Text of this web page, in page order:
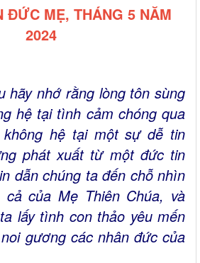
ĐỨC MẸ, THÁNG 5 NĂM
2024
hãy nhớ rằng lòng tôn sùng
hệ tại tình cảm chóng qua
hệ tại một sự dễ tin
phát xuất từ một đức tin
dẫn chúng ta đến chỗ nhìn
của Mẹ Thiên Chúa, và
lấy tình con thảo yêu mến
gương các nhân đức của